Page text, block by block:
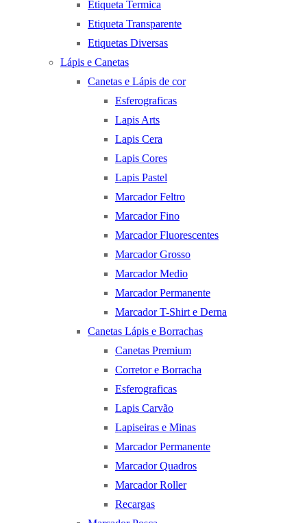
Etiqueta Termica
Etiqueta Transparente
Etiquetas Diversas
Lápis e Canetas
Canetas e Lápis de cor
Esferograficas
Lapis Arts
Lapis Cera
Lapis Cores
Lapis Pastel
Marcador Feltro
Marcador Fino
Marcador Fluorescentes
Marcador Grosso
Marcador Medio
Marcador Permanente
Marcador T-Shirt e Derna
Canetas Lápis e Borrachas
Canetas Premium
Corretor e Borracha
Esferograficas
Lapis Carvão
Lapiseiras e Minas
Marcador Permanente
Marcador Quadros
Marcador Roller
Recargas